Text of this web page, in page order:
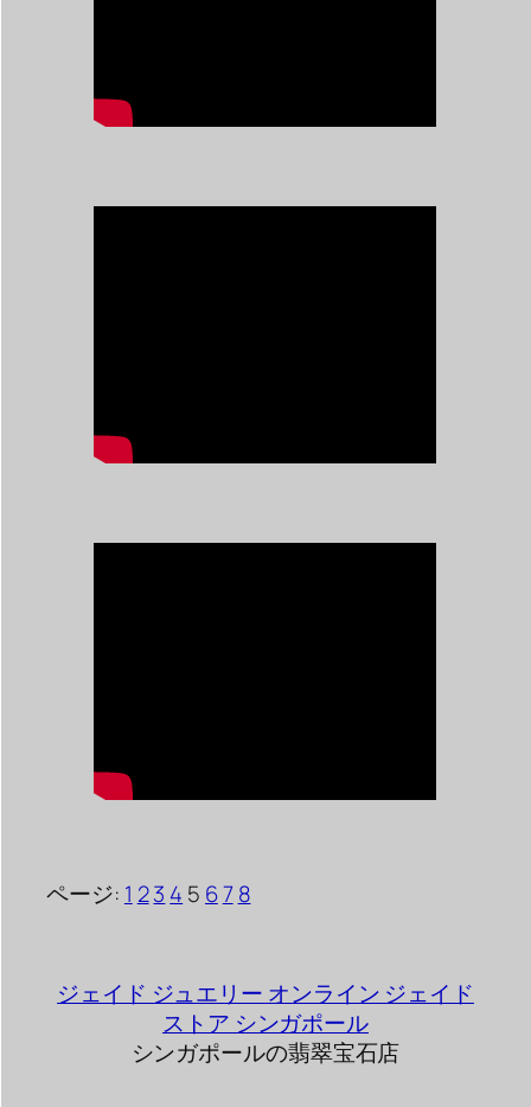
ページ: 1 23 4 5 67 8
ジェイド ジュエリー オンライン ジェイド
ストア シンガポール
シンガポールの翡翠宝石店